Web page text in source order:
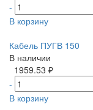
-
В корзину
Кабель ПУГВ 150
В наличии
1959.53 ₽
-
В корзину